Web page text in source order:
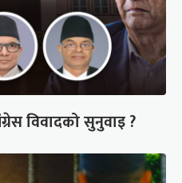
विवादको सुनुवाइ ?